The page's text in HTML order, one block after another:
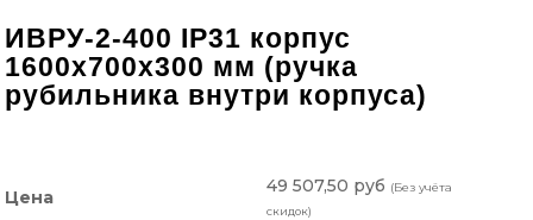
ИВРУ-2-400 IP31 корпус
1600х700х300 мм (ручка
рубильника внутри корпуса)
Цена
49 507,50 руб (Без учёта
скидок)